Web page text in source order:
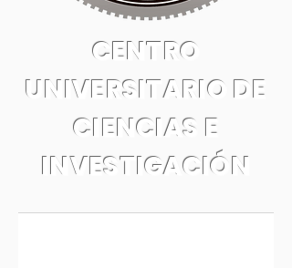
CENTRO
UNIVERSITARIO DE
CIENCIAS E
INVESTIGACIÓN